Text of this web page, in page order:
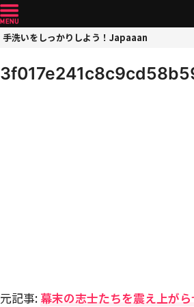
手洗いをしっかりしよう！Japaaan
元記事: 幕末の志士たちを震え上が